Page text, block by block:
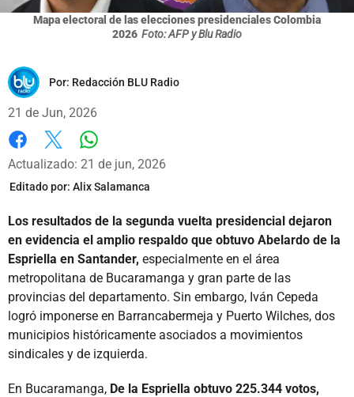
Mapa electoral de las elecciones presidenciales Colombia
2026 Foto: AFP y Blu Radio
Por: Redacción BLU Radio
21 de Jun, 2026
Facebook
X
Actualizado: 21 de jun, 2026
Editado por: Alix Salamanca
Los resultados de la segunda vuelta presidencial dejaron
en evidencia el amplio respaldo que obtuvo Abelardo de la
Espriella en Santander, especialmente en el área
metropolitana de Bucaramanga y gran parte de las
provincias del departamento. Sin embargo, Iván Cepeda
logró imponerse en Barrancabermeja y Puerto Wilches, dos
municipios históricamente asociados a movimientos
sindicales y de izquierda.
En Bucaramanga, De la Espriella obtuvo 225.344 votos,